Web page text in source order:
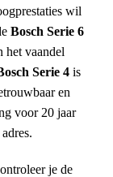
wil
Bosch Serie 6
het vaandel
Serie 4 is
en
voor 20 jaar
je de